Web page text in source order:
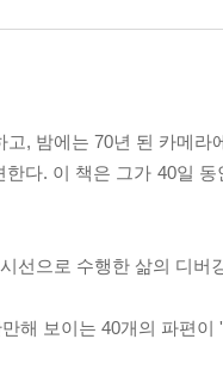
, 밤에는 70년 된 카메라
다. 이 책은 그가 40일 동
선으로 수행한 삶의 디버
해 보이는 40개의 파편이